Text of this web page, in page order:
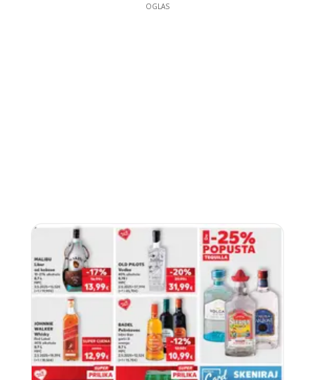
OGLAS